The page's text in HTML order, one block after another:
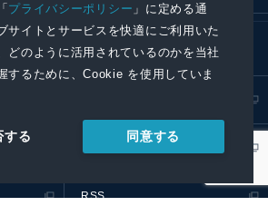
プライバシーポリシー 」に定める通
サイトとサービスを快適にご利用いた
どのように活用されているのかを当社
するために、Cookie を使用していま
する 同意する
RSS